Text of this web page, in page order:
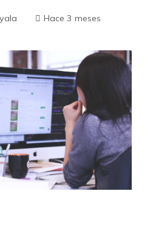
Hace 3 meses